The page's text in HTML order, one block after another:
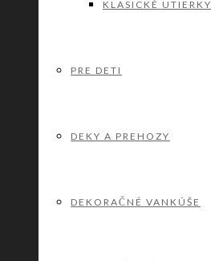
KLASICKÉ UTIERKY
PRE DETI
DEKY A PREHOZY
DEKORAČNÉ VANKÚŠE